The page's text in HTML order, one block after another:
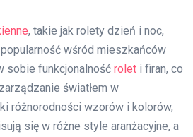
, takie jak rolety dzień i noc,
wśród mieszkańców
sobie funkcjonalność rolet i firan, co
światłem w
różnorodności wzorów i kolorów,
się w różne style aranżacyjne, a